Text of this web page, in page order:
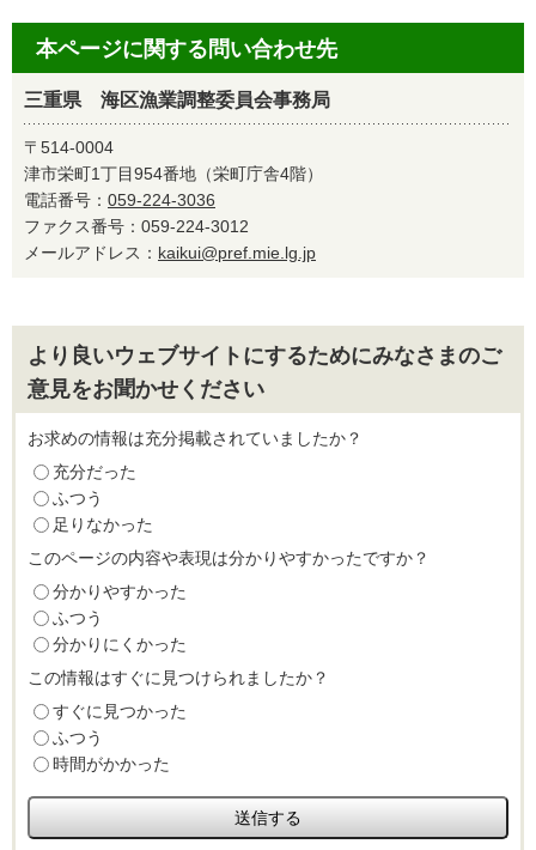
本ページに関する問い合わせ先
三重県 海区漁業調整委員会事務局
〒514-0004
津市栄町1丁目954番地（栄町庁舎4階）
電話番号： 059-224-3036
ファクス番号：059-224-3012
メールアドレス： kaikui@pref.mie.lg.jp
より良いウェブサイトにするためにみなさまのご
意見をお聞かせください
お求めの情報は充分掲載されていましたか？
充分だった
ふつう
足りなかった
このページの内容や表現は分かりやすかったですか？
分かりやすかった
ふつう
分かりにくかった
この情報はすぐに見つけられましたか？
すぐに見つかった
ふつう
時間がかかった